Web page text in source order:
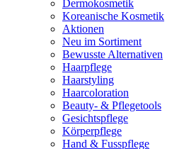
Dermokosmetik
Koreanische Kosmetik
Aktionen
Neu im Sortiment
Bewusste Alternativen
Haarpflege
Haarstyling
Haarcoloration
Beauty- & Pflegetools
Gesichtspflege
Körperpflege
Hand & Fusspflege